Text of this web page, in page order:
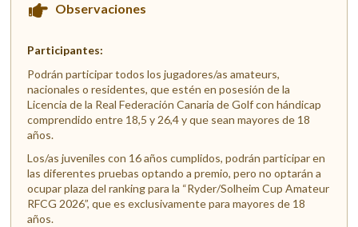
Observaciones
Participantes:
Podrán participar todos los jugadores/as amateurs,
nacionales o residentes, que estén en posesión de la
Licencia de la Real Federación Canaria de Golf con hándicap
comprendido entre 18,5 y 26,4 y que sean mayores de 18
años.
Los/as juveniles con 16 años cumplidos, podrán participar en
las diferentes pruebas optando a premio, pero no optarán a
ocupar plaza del ranking para la “Ryder/Solheim Cup Amateur
RFCG 2026”, que es exclusivamente para mayores de 18
años.